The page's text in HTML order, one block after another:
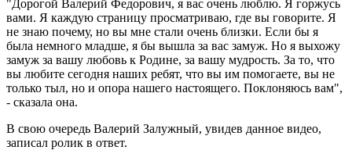
"Дорогой Валерий Федорович, я вас очень люблю. Я горжусь
вами. Я каждую страницу просматриваю, где вы говорите. Я
не знаю почему, но вы мне стали очень близки. Если бы я
была немного младше, я бы вышла за вас замуж. Но я выхожу
замуж за вашу любовь к Родине, за вашу мудрость. За то, что
вы любите сегодня наших ребят, что вы им помогаете, вы не
только тыл, но и опора нашего настоящего. Поклоняюсь вам",
- сказала она.
В свою очередь Валерий Залужный, увидев данное видео,
записал ролик в ответ.